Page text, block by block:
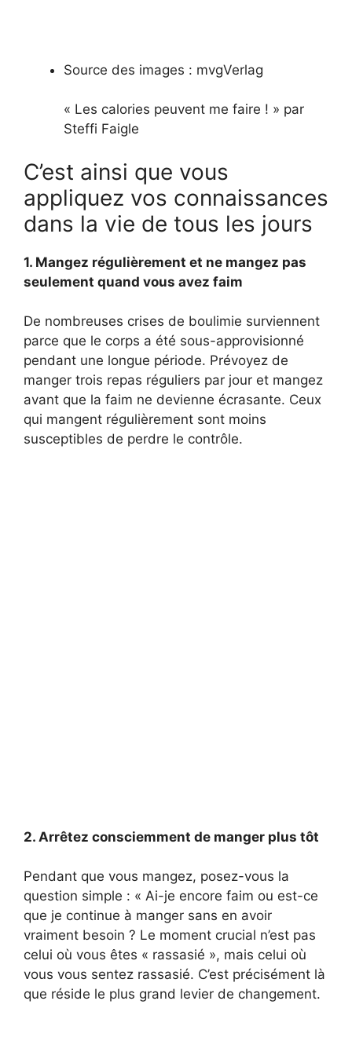
Source des images : mvgVerlag
« Les calories peuvent me faire ! » par
Steffi Faigle
C’est ainsi que vous
appliquez vos connaissances
dans la vie de tous les jours
1. Mangez régulièrement et ne mangez pas
seulement quand vous avez faim
De nombreuses crises de boulimie surviennent
parce que le corps a été sous-approvisionné
pendant une longue période. Prévoyez de
manger trois repas réguliers par jour et mangez
avant que la faim ne devienne écrasante. Ceux
qui mangent régulièrement sont moins
susceptibles de perdre le contrôle.
2. Arrêtez consciemment de manger plus tôt
Pendant que vous mangez, posez-vous la
question simple : « Ai-je encore faim ou est-ce
que je continue à manger sans en avoir
vraiment besoin ? Le moment crucial n’est pas
celui où vous êtes « rassasié », mais celui où
vous vous sentez rassasié. C’est précisément là
que réside le plus grand levier de changement.